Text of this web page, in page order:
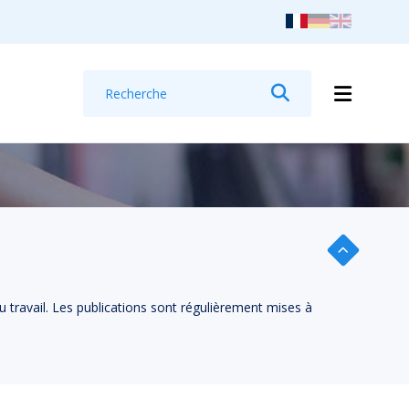
travail. Les publications sont régulièrement mises à